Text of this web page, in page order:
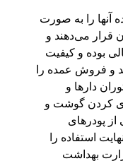
آنها را به صورت
قرار می‌دهند و
بوده و کیفیت
و فروش عمده را
دارها و
کردن گوشت و
پودرهای
استفاده را
بهداشت